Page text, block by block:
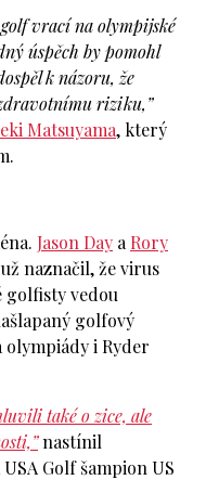
golf vrací na olympijské
úspěch by pomohl
k názoru, že
riziku,”
Matsuyama, který
Jason Day a Rory
naznačil, že virus
golfisty vedou
golfový
i Ryder
také o zice, ale
nastínil
Golf šampion US